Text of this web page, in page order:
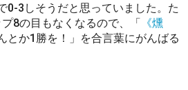
0-3しそうだと思っていました。た
8の目もなくなるので、「 《燻
とか1勝を！」を合言葉にがんばる